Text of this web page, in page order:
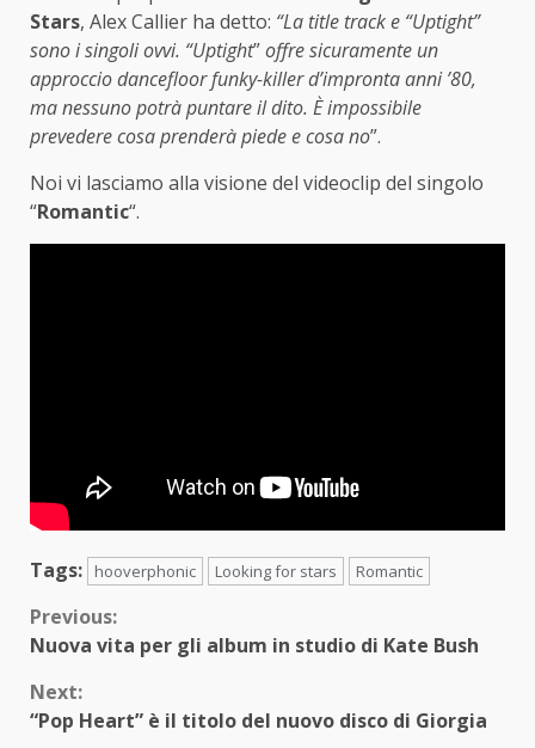
Stars, Alex Callier ha detto: “La title track e “Uptight”
sono i singoli ovvi. “Uptight”offre sicuramente un
approccio dancefloor funky-killer d’impronta anni ’80,
ma nessuno potrà puntare il dito. È impossibile
prevedere cosa prenderà piede e cosa no”.
Noi vi lasciamo alla visione del videoclip del singolo
“Romantic“.
Tags: hooverphonic Looking for stars Romantic
Continue
Reading
Previous:
Nuova vita per gli album in studio di Kate Bush
Next:
“Pop Heart” è il titolo del nuovo disco di Giorgia